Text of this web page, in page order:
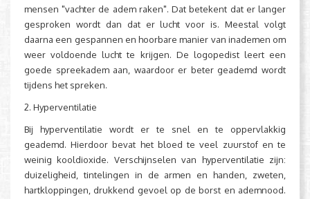
mensen "vachter de adem raken". Dat betekent dat er langer
gesproken wordt dan dat er lucht voor is. Meestal volgt
daarna een gespannen en hoorbare manier van inademen om
weer voldoende lucht te krijgen. De logopedist leert een
goede spreekadem aan, waardoor er beter geademd wordt
tijdens het spreken.
2. Hyperventilatie
Bij hyperventilatie wordt er te snel en te oppervlakkig
geademd. Hierdoor bevat het bloed te veel zuurstof en te
weinig kooldioxide. Verschijnselen van hyperventilatie zijn:
duizeligheid, tintelingen in de armen en handen, zweten,
hartkloppingen, drukkend gevoel op de borst en ademnood.